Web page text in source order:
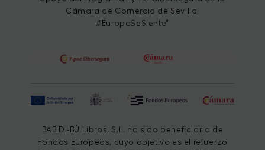
Cámara de Comercio de Sevilla.
#EuropaSeSiente”
BABIDI-BÚ Libros, S.L. ha sido beneficiaria de
Fondos Europeos, cuyo objetivo es el refuerzo